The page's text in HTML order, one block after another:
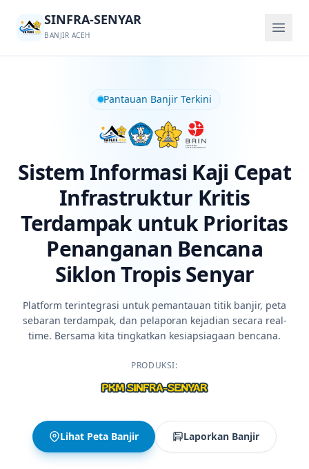
SINFRA-SENYAR
BANJIR ACEH
Pantauan Banjir Terkini
Sistem Informasi Kaji Cepat
Infrastruktur Kritis
Terdampak untuk Prioritas
Penanganan Bencana
Siklon Tropis Senyar
Platform terintegrasi untuk pemantauan titik banjir, peta
sebaran terdampak, dan pelaporan kejadian secara real-
time. Bersama kita tingkatkan kesiapsiagaan bencana.
PRODUKSI:
Lihat Peta Banjir Laporkan Banjir